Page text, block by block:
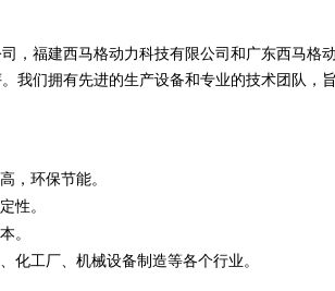
，福建西马格动力科技有限公司和广东西马格
我们拥有先进的生产设备和专业的技术团队，
，环保节能。
性。
。
化工厂、机械设备制造等各个行业。